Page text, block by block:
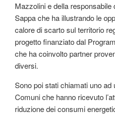
Mazzolini e della responsabile
Sappa che ha illustrando le
calore di scarto sul territorio
progetto finanziato dal
che ha coinvolto partner
diversi.
Sono poi stati chiamati uno ad
Comuni che hanno ricevuto
riduzione dei consumi